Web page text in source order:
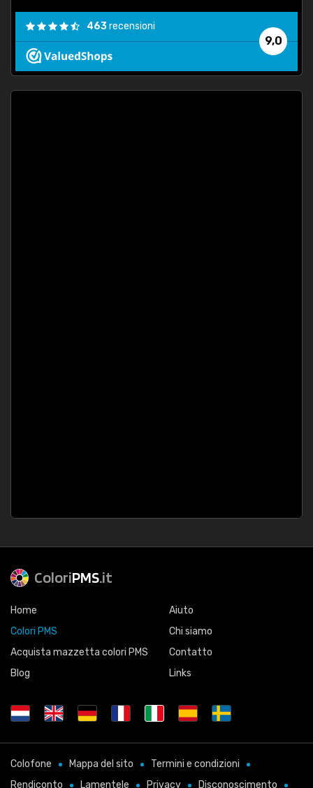
9,0
463recensioni
ColoriPMS.it
Home
Colori PMS
Acquista mazzetta colori PMS
Blog
Aiuto
Chi siamo
Contatto
Links
Colofone Mappa del sito
Termini e condizioni
Rendiconto
Lamentele Privacy Disconoscimento